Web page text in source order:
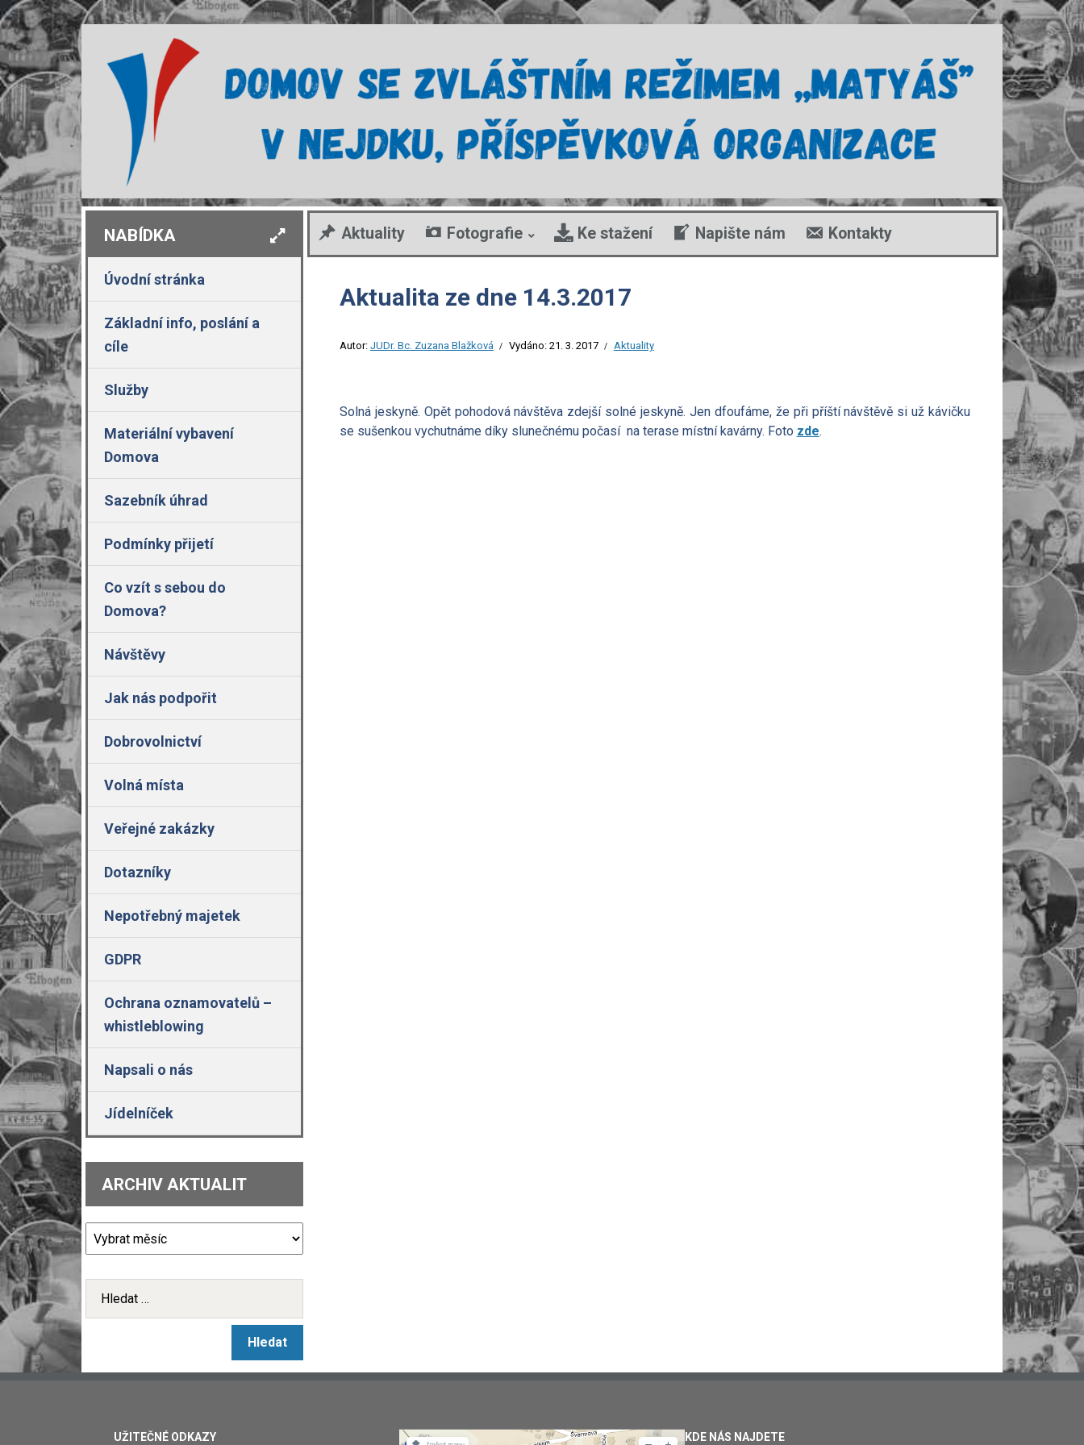
Aktuality Fotografie Ke stažení Napište nám Kontakty
Aktualita ze dne 14.3.2017
Autor: JUDr. Bc. Zuzana Blažková Vydáno: 21. 3. 2017 Aktuality
Solná jeskyně. Opět pohodová návštěva zdejší solné jeskyně. Jen dfoufáme, že při příští návštěvě si už kávičku
se sušenkou vychutnáme díky slunečnému počasí na terase místní kavárny. Foto zde.
NABÍDKA
Úvodní stránka
Základní info, poslání a
cíle
Služby
Materiální vybavení
Domova
Sazebník úhrad
Podmínky přijetí
Co vzít s sebou do
Domova?
Návštěvy
Jak nás podpořit
Dobrovolnictví
Volná místa
Veřejné zakázky
Dotazníky
Nepotřebný majetek
GDPR
Ochrana oznamovatelů –
whistleblowing
Napsali o nás
Jídelníček
ARCHIV AKTUALIT
UŽITEČNÉ ODKAZY KDE NÁS NAJDETE